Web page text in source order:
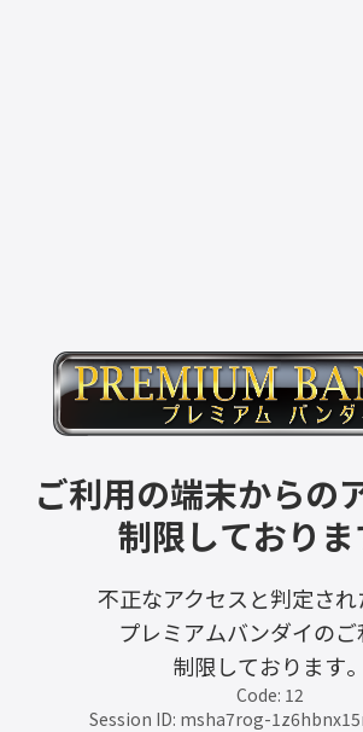
ご利用の端末からの
制限しておりま
不正なアクセスと判定され
プレミアムバンダイのご
制限しております。
Code: 12
Session ID: msha7rog-